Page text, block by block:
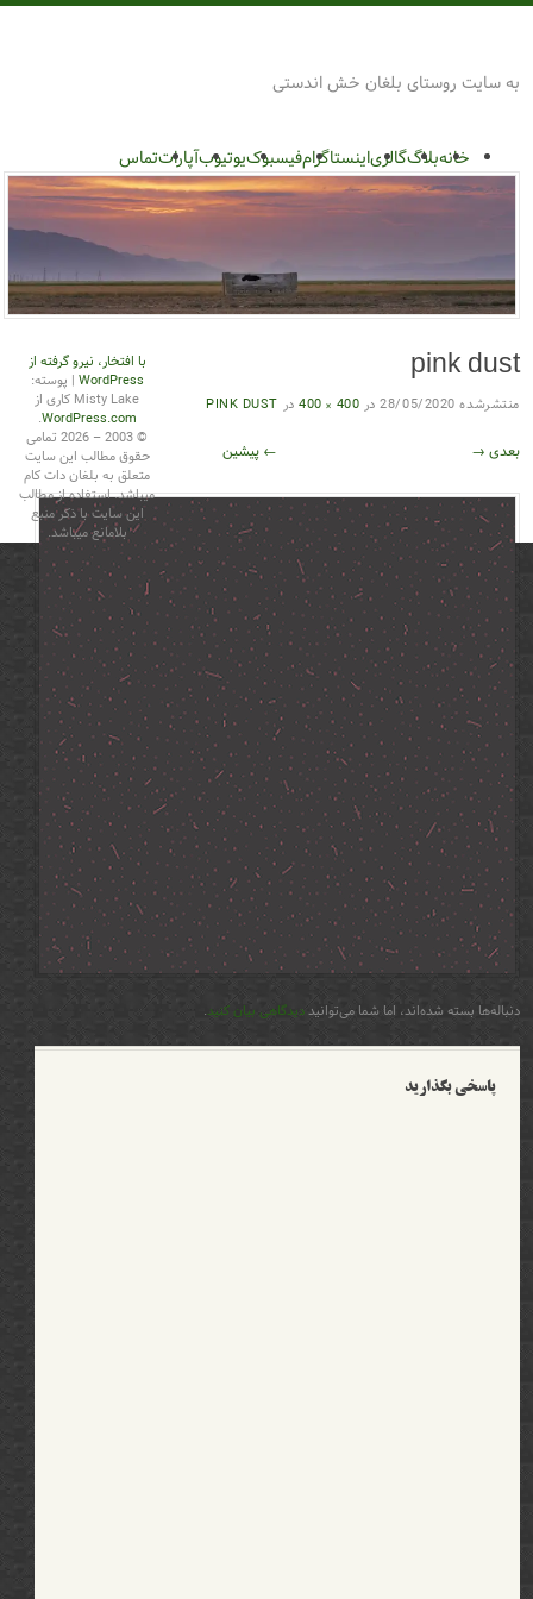
به سایت روستای بلغان خش اندستی
محتوا
خانهبلاگگالریاینستاگرامفیسبوکیوتیوبآپاراتتماس
pink dust
منتشرشده 28/05/2020در 400 × 400 در PINK DUST
← پیشین بعدی →
دنباله‌ها بسته شده‌اند، اما شما می‌توانیددیدگاهی بیان کنید.
پاسخی بگذارید
با افتخار، نیرو گرفته از
WordPress
| پوسته:
Misty Lake کاری از
WordPress.com
.
© 2003 – 2026 تمامی
حقوق مطالب این سایت
متعلق به بلغان دات کام
میباشد. استفاده از مطالب
این سایت با ذکر منبع
بلامانع میباشد.